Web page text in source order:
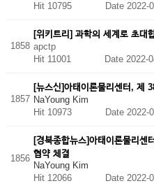
Hit 10795
Date 2022-
1858
[위키트리] 과학의 세계로 초대
apctp
Hit 11001 Date 2022-
1857
[뉴스신]아태이론물리센터, 제
NaYoung Kim
Hit 10973 Date 2022-
1856
[경북종합뉴스]아태이론물리센
협약 체결
NaYoung Kim
Hit 12066
Date 2022-